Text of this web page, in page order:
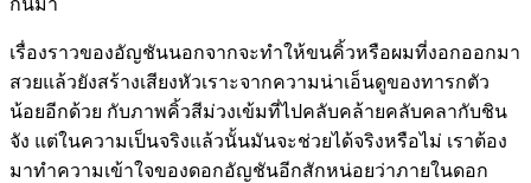
เรื่องราวของอัญชันนอกจากจะทำให้ขนคิ้วหรือผมที่งอกออกมา
สวยแล้วยังสร้างเสียงหัวเราะจากความน่าเอ็นดูของทารกตัว
น้อยอีกด้วย กับภาพคิ้วสีม่วงเข้มที่ไปคลับคล้ายคลับคลากับชิน
จัง แต่ในความเป็นจริงแล้วนั้นมันจะช่วยได้จริงหรือไม่ เราต้อง
มาทำความเข้าใจของดอกอัญชันอีกสักหน่อยว่าภายในดอก